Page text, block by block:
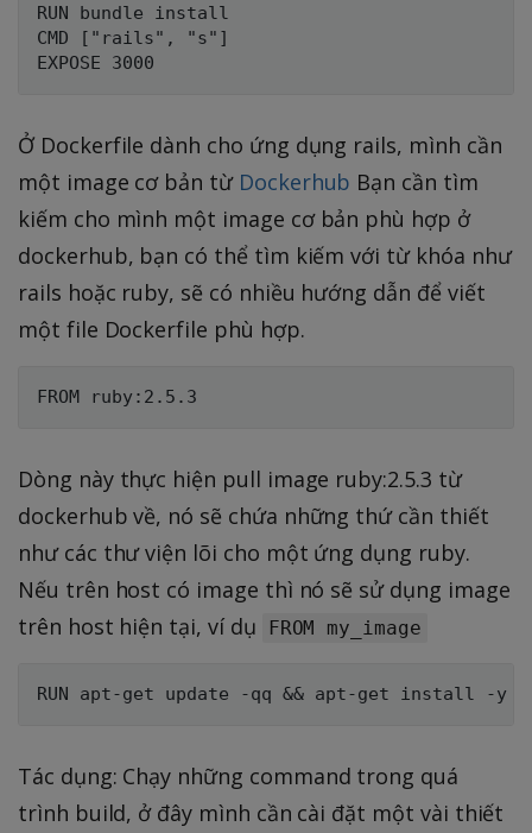
RUN bundle install
CMD ["rails", "s"]
Ở Dockerfile dành cho ứng dụng rails, mình cần
một image cơ bản từ Dockerhub Bạn cần tìm
kiếm cho mình một image cơ bản phù hợp ở
dockerhub, bạn có thể tìm kiếm với từ khóa như
rails hoặc ruby, sẽ có nhiều hướng dẫn để viết
một file Dockerfile phù hợp.
Dòng này thực hiện pull image ruby:2.5.3 từ
dockerhub về, nó sẽ chứa những thứ cần thiết
như các thư viện lõi cho một ứng dụng ruby.
Nếu trên host có image thì nó sẽ sử dụng image
trên host hiện tại, ví dụ
FROM my_image
Tác dụng: Chạy những command trong quá
trình build, ở đây mình cần cài đặt một vài thiết